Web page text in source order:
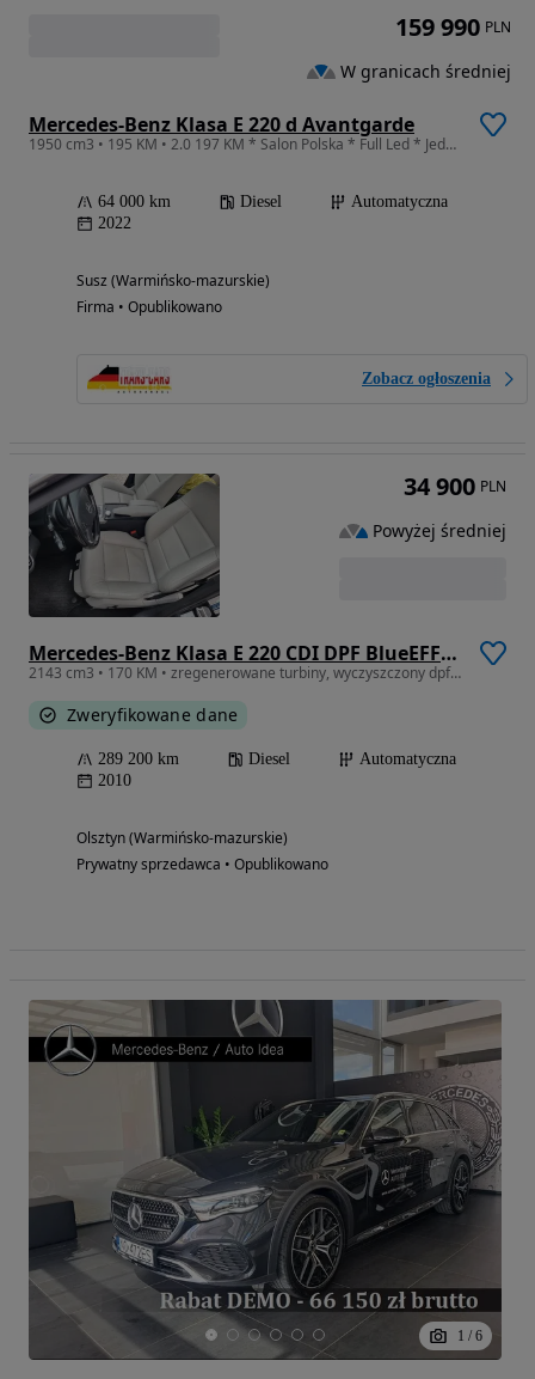
Mercedes-Benz Klasa E 220 d Avantgarde
1950 cm3 • 195 KM • 2.0 197 KM * Salon Polska * Full Led * Jeden WŁ.* Hak * Navi *
64 000 km Diesel
Automatyczna
2022
Susz (Warmińsko-mazurskie)
Firma • Opublikowano
Zobacz ogłoszenia
159 990 PLN
W granicach średniej
Mercedes-Benz Klasa E 220 CDI DPF BlueEFFICIENCY Automatik Avantgarde
2143 cm3 • 170 KM • zregenerowane turbiny, wyczyszczony dpf, jasna tapicerka
Zweryfikowane dane
289 200 km Diesel
Automatyczna
2010
Olsztyn (Warmińsko-mazurskie)
Prywatny sprzedawca • Opublikowano
34 900 PLN
Powyżej średniej
1 / 6